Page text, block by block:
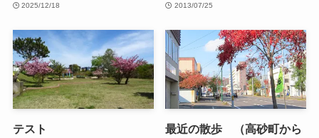
2025/12/18 2013/07/25
テスト
最近の散歩 （高砂町から